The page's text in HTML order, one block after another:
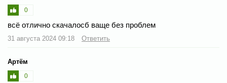
0
всё отлично скачалосб ваще без проблем
31 августа 2024 09:18 Ответить
Артём
0